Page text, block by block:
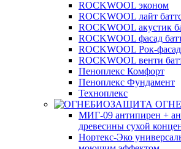
ROCKWOOL эконом
ROCKWOOL лайт
ROCKWOOL акустик
ROCKWOOL фасад
ROCKWOOL Рок-фасад
ROCKWOOL венти
Пеноплекс Комфорт
Пеноплекс Фундамент
Техноплекс
МИГ-09 антипирен +
древесины сухой
Нортекс-Эко